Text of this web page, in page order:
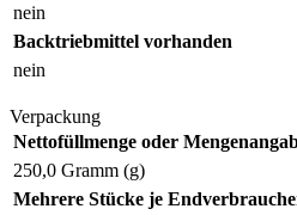
nein
Backtriebmittel vorhanden
nein
Verpackung
Nettofüllmenge oder
250,0 Gramm (g)
Mehrere Stücke je